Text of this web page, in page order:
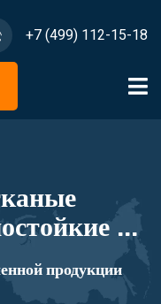
+7 (499) 112-15-18
из
с
(не
продукции